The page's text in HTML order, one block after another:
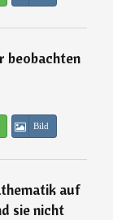
beobachten
Bild
auf
sie nicht